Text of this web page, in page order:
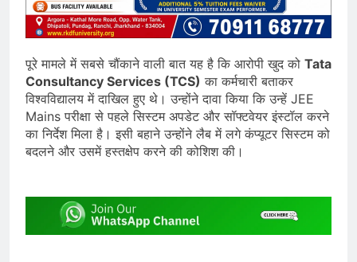
पूरे मामले में सबसे चौंकाने वाली बात यह है कि आरोपी खुद को Tata
Consultancy Services (TCS) का कर्मचारी बताकर
विश्वविद्यालय में दाखिल हुए थे। उन्होंने दावा किया कि उन्हें JEE
Mains परीक्षा से पहले सिस्टम अपडेट और सॉफ्टवेयर इंस्टॉल करने
का निर्देश मिला है। इसी बहाने उन्होंने लैब में लगे कंप्यूटर सिस्टम को
बदलने और उसमें हस्तक्षेप करने की कोशिश की।